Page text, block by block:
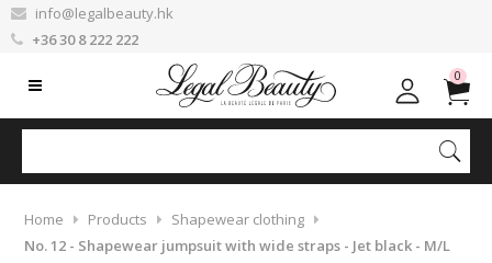
info@legalbeauty.hk
+36 30 8 222 222
0
Home Products
Shapewear clothing
No. 12 - Shapewear jumpsuit with wide straps - Jet black - M/L